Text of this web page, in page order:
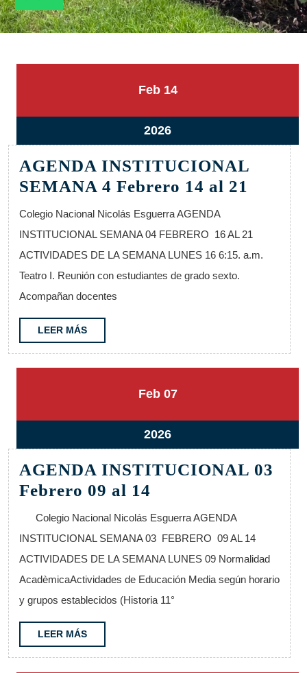
Feb14
2026
1414
202614
febrero,
2026
AGENDA INSTITUCIONAL
SEMANA 4 Febrero 14 al 21
Colegio Nacional Nicolás Esguerra AGENDA
INSTITUCIONAL SEMANA 04 FEBRERO 16 AL 21
ACTIVIDADES DE LA SEMANA LUNES 16 6:15. a.m.
Teatro I. Reunión con estudiantes de grado sexto.
Acompañan docentes
LEER MÁSLEER
MÁS
Feb7
2026
077
20267
febrero,
2026
AGENDA INSTITUCIONAL 03
Febrero 09 al 14
INSTITUCIONAL
03
Febrero
09
al
Colegio Nacional Nicolás Esguerra AGENDA
INSTITUCIONAL SEMANA 03 FEBRERO 09 AL 14
ACTIVIDADES DE LA SEMANA LUNES 09 Normalidad
AcadèmicaActividades de Educación Media según horario
y grupos establecidos (Historia 11°
LEER MÁSLEER
MÁS